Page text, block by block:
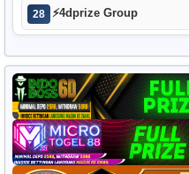
28 ⚡4dprize Group